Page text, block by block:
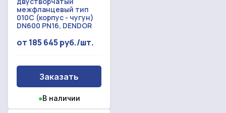
межфланцевый тип
010С (корпус - чугун)
DN600 PN16, DENDOR
от 185 645 руб./шт.
Заказать
●В наличии